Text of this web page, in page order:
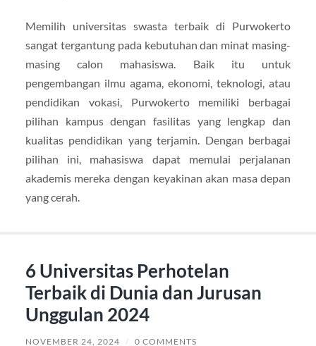
Memilih universitas swasta terbaik di Purwokerto
sangat tergantung pada kebutuhan dan minat masing-
masing calon mahasiswa. Baik itu untuk
pengembangan ilmu agama, ekonomi, teknologi, atau
pendidikan vokasi, Purwokerto memiliki berbagai
pilihan kampus dengan fasilitas yang lengkap dan
kualitas pendidikan yang terjamin. Dengan berbagai
pilihan ini, mahasiswa dapat memulai perjalanan
akademis mereka dengan keyakinan akan masa depan
yang cerah.
6 Universitas Perhotelan
Terbaik di Dunia dan Jurusan
Unggulan 2024
NOVEMBER 24, 2024 / 0 COMMENTS